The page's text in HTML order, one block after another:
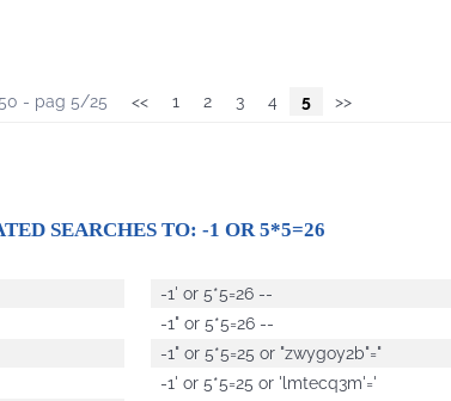
- pag 5/25 << 1 2 3 4 5 >>
SEARCHES TO: -1 OR 5*5=26
-1' or 5*5=26 --
-1" or 5*5=26 --
-1" or 5*5=25 or "zwygoy2b"="
-1' or 5*5=25 or 'lmtecq3m'='